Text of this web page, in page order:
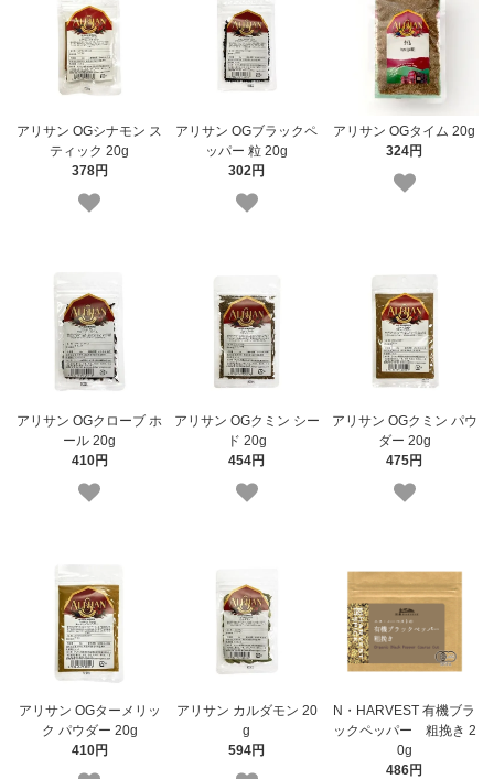
アリサン OGシナモン ス
ティック 20g
378円
アリサン OGブラックペ
ッパー 粒 20g
302円
アリサン OGタイム 20g
324円
アリサン OGクローブ ホ
ール 20g
410円
アリサン OGクミン シー
ド 20g
454円
アリサン OGクミン パウ
ダー 20g
475円
アリサン OGターメリッ
ク パウダー 20g
410円
アリサン カルダモン 20
g
594円
N・HARVEST 有機ブラ
ックペッパー 粗挽き 2
0g
486円